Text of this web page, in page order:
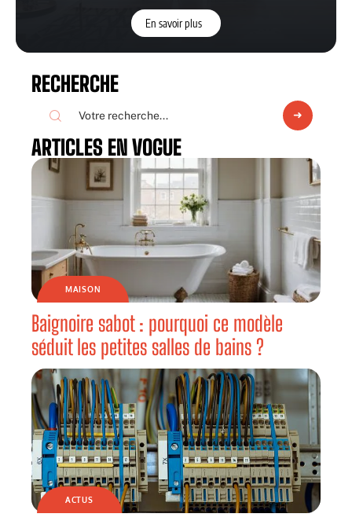
En savoir plus
RECHERCHE
ARTICLES EN VOGUE
MAISON
Baignoire sabot : pourquoi ce modèle
séduit les petites salles de bains ?
ACTUS